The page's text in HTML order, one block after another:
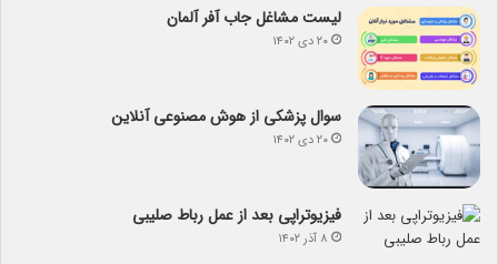
لیست مشاغل جاب آفر آلمان
۲۰ دی ۱۴۰۲
سوال پزشکی از هوش مصنوعی آنلاین
۲۰ دی ۱۴۰۲
فیزیوتراپی بعد از عمل رباط صلیبی
۸ آذر ۱۴۰۲